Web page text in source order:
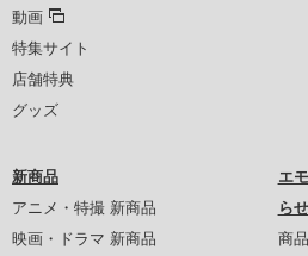
動画
特集サイト
店舗特典
グッズ
新商品
アニメ・特撮 新商品
映画・ドラマ 新商品
エ
らせ
商